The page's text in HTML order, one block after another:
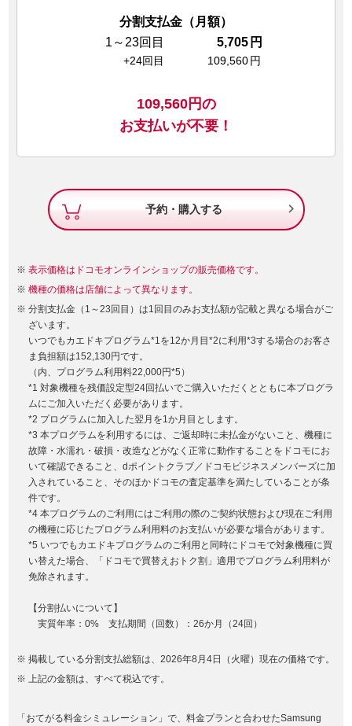
分割支払金（月額）
1～23回目
5,705 円
+24回目 109,560 円
109,560円の
お支払いが不要！
予約・購入する 
表示価格はドコモオンラインショップの販売価格です。
機種の価格は店舗によって異なります。
分割支払金（1～23回目）は1回目のみお支払額が記載と異なる場合がご
ざいます。
いつでもカエドキプログラム*1を12か月目*2に利用*3する場合のお客さ
ま負担額は152,130円です。
（内、プログラム利用料22,000円*5）
*1 対象機種を残価設定型24回払いでご購入いただくとともに本プログラ
ムにご加入いただく必要があります。
*2 プログラムに加入した翌月を1か月目とします。
*3 本プログラムを利用するには、ご返却時に未払金がないこと、機種に
故障・水濡れ・破損・改造などがなく正常に動作することをドコモにお
いて確認できること、dポイントクラブ／ドコモビジネスメンバーズに加
入されていること、そのほかドコモの査定基準を満たしていることが条
件です。
*4 本プログラムのご利用にはご利用の際のご契約状態および現在ご利用
の機種に応じたプログラム利用料のお支払いが必要な場合があります。
*5 いつでもカエドキプログラムのご利用と同時にドコモで対象機種に買
い替えた場合、「ドコモで買替えおトク割」適用でプログラム利用料が
免除されます。
【分割払いについて】
実質年率：0% 支払期間（回数）：26か月（24回）
掲載している分割支払総額は、2026年8月4日（火曜）現在の価格です。
上記の金額は、すべて税込です。
「おてがる料金シミュレーション」で、料金プランと合わせたSamsung